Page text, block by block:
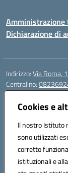
Cookies e
Il nostro Istituto
sono utilizzati
corretto
istituzionali e
Dichiarazione di
Indirizzo:Via Roma,
Centralino:
Posta elettronica
Codice fiscale:
Codice
DPO Esempio
e-mail:
Pec: